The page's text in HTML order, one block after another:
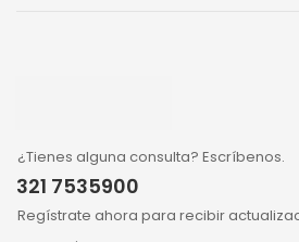
¿Tienes alguna consulta? Escríbenos.
321 7535900
Regístrate ahora para recibir